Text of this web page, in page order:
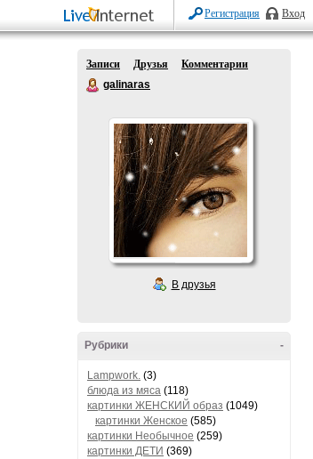
Регистрация Вход
Записи Друзья
Комментарии
galinaras
В друзья
-
Рубрики
Lampwork. (3)
блюда из мяса (118)
картинки ЖЕНСКИЙ образ (1049)
картинки Женское (585)
картинки Необычное (259)
картинки ДЕТИ (369)